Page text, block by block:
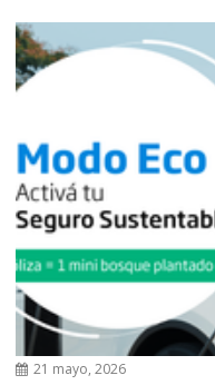
21 mayo, 2026